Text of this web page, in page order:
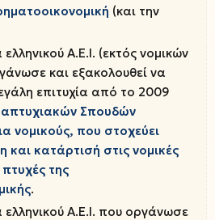
(και την
Α.Ε.Ι. (εκτός νομικών
και εξακολουθεί να
επιτυχία από το 2009
Σπουδών
νομικούς, που στοχεύει
και κατάρτισή στις νομικές
πτυχές της
.
Α.Ε.Ι. που οργάνωσε